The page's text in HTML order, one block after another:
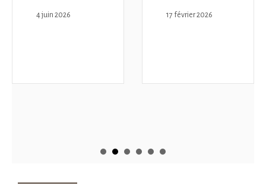
4 juin 2026 17 février 2026